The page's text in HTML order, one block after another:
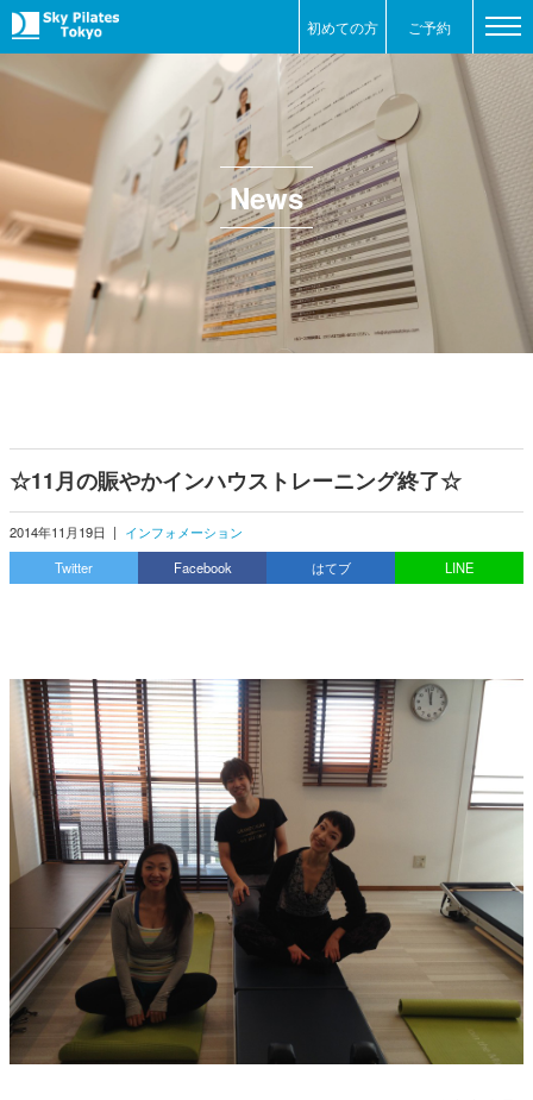
初めての方 ご予約
News
☆11月の賑やかインハウストレーニング終了☆
2014年11月19日 | インフォメーション
Twitter
Facebook はてブ LINE